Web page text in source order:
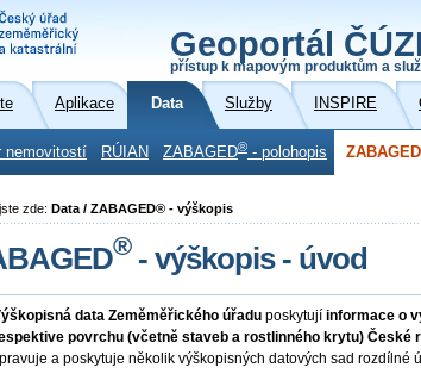
Geoportál
přístup k mapovým produktům a
Aplikace Data Služby INSPIRE
nemovitostí RÚIAN ZABAGED® - polohopis ZABAGED
zde: Data / ZABAGED® - výškopis
®- výškopis - úvod
data Zeměměřického úřadu poskytují informace o
povrchu (včetně staveb a rostlinného krytu) České
a poskytuje několik výškopisných datových sad rozdílné